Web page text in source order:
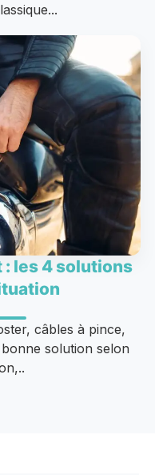
: les 4 solutions
câbles à pince,
solution selon